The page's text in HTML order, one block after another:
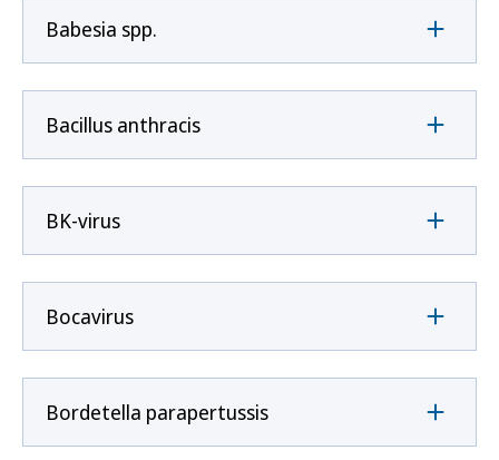
Babesia spp.
Bacillus anthracis
BK-virus
Bocavirus
Bordetella parapertussis